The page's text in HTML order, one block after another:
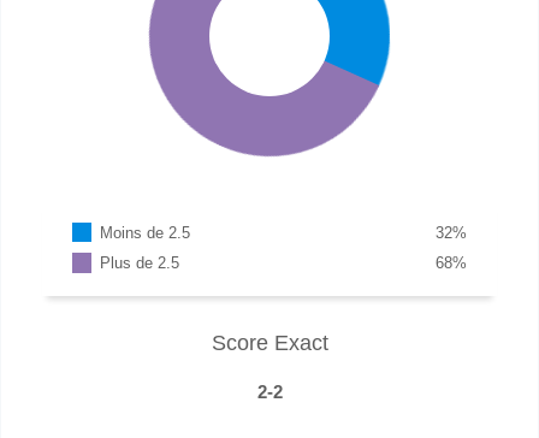
Moins de 2.5 %
32
Plus de 2.5
%
68
Score Exact
2-2